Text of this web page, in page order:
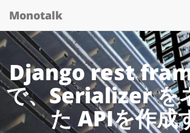
Monotalk
Django rest
で、Serializer を
た APIを作成